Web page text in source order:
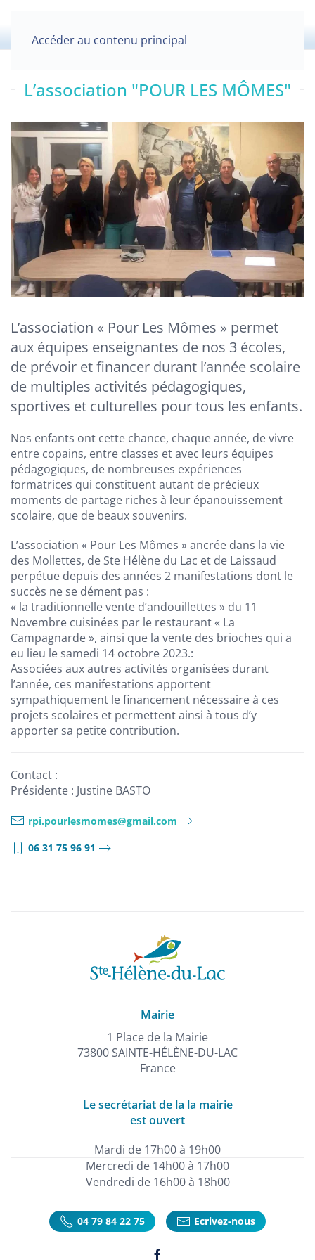
Accéder au contenu principal
L’association "POUR LES MÔMES"
L’association « Pour Les Mômes » permet
aux équipes enseignantes de nos 3 écoles,
de prévoir et financer durant l’année scolaire
de multiples activités pédagogiques,
sportives et culturelles pour tous les enfants.
Nos enfants ont cette chance, chaque année, de vivre
entre copains, entre classes et avec leurs équipes
pédagogiques, de nombreuses expériences
formatrices qui constituent autant de précieux
moments de partage riches à leur épanouissement
scolaire, que de beaux souvenirs.
L’association « Pour Les Mômes » ancrée dans la vie
des Mollettes, de Ste Hélène du Lac et de Laissaud
perpétue depuis des années 2 manifestations dont le
succès ne se dément pas :
« la traditionnelle vente d’andouillettes » du 11
Novembre cuisinées par le restaurant « La
Campagnarde », ainsi que la vente des brioches qui a
eu lieu le samedi 14 octobre 2023.:
Associées aux autres activités organisées durant
l’année, ces manifestations apportent
sympathiquement le financement nécessaire à ces
projets scolaires et permettent ainsi à tous d’y
apporter sa petite contribution.
Contact :
Présidente : Justine BASTO
rpi.pourlesmomes@gmail.com
06 31 75 96 91
Mairie
1 Place de la Mairie
73800 SAINTE-HÉLÈNE-DU-LAC
France
Le secrétariat de la la mairie
est ouvert
Mardi de 17h00 à 19h00
Mercredi de 14h00 à 17h00
Vendredi de 16h00 à 18h00
04 79 84 22 75 Ecrivez-nous